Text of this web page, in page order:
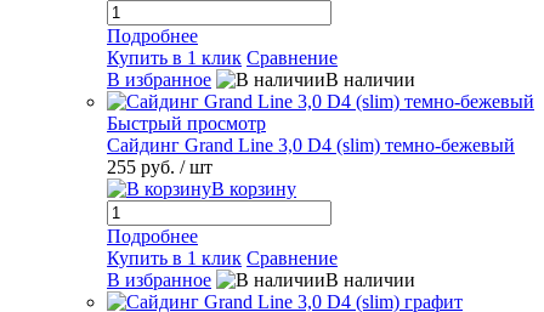
Подробнее
Купить в 1 клик Сравнение
В избранное
В наличии
Быстрый просмотр
Сайдинг Grand Line 3,0 D4 (slim) темно-бежевый
255 руб. / шт
В корзину
Подробнее
Купить в 1 клик Сравнение
В избранное
В наличии